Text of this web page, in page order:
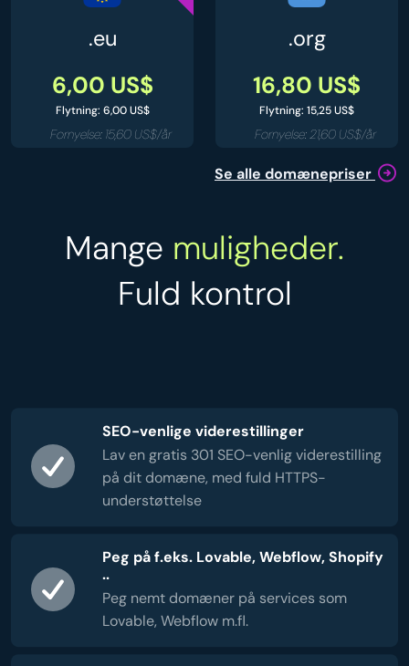
.eu
6,00 US$
Flytning: 6,00 US$
Fornyelse: 15,60 US$/år
.org
16,80 US$
Flytning: 15,25 US$
Fornyelse: 21,60 US$/år
Se alle domænepriser
Mange muligheder.
Fuld kontrol
SEO-venlige viderestillinger
Lav en gratis 301 SEO-venlig viderestilling
på dit domæne, med fuld HTTPS-
understøttelse
Peg på f.eks. Lovable, Webflow, Shopify
..
Peg nemt domæner på services som
Lovable, Webflow m.fl.